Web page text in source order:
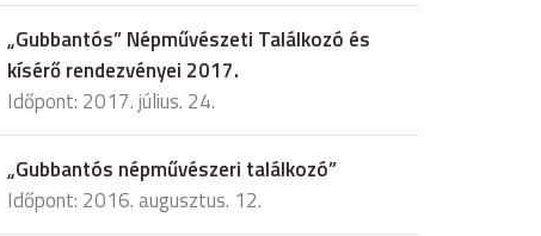
„Gubbantós” Népművészeti Találkozó és
kísérő rendezvényei 2017.
Időpont: 2017. július. 24.
„Gubbantós népművészeri találkozó”
Időpont: 2016. augusztus. 12.